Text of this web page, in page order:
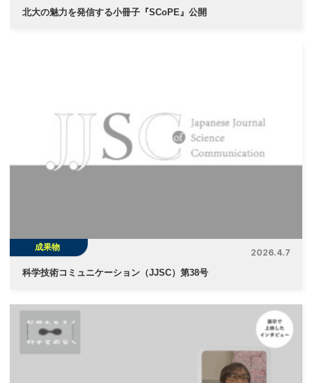
北大の魅力を発信する小冊子『SCoPE』公開
成果物
2026.4.7
科学技術コミュニケーション（JJSC）第38号